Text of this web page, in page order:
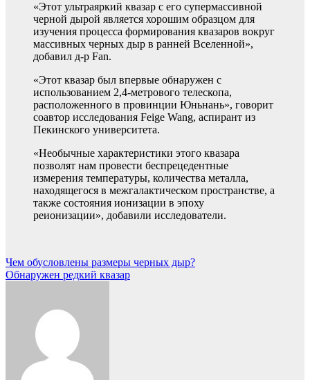
«Этот ультраяркий квазар с его супермассивной
черной дырой является хорошим образцом для
изучения процесса формирования квазаров вокруг
массивных черных дыр в ранней Вселенной»,
добавил д-р Fan.
«Этот квазар был впервые обнаружен с
использованием 2,4-метрового телескопа,
расположенного в провинции Юньнань», говорит
соавтор исследования Feige Wang, аспирант из
Пекинского университета.
«Необычные характеристики этого квазара
позволят нам провести беспрецедентные
измерения температуры, количества металла,
находящегося в межгалактическом пространстве, а
также состояния ионизации в эпоху
реионизации», добавили исследователи.
Навигация
по
Чем обусловлены размеры черных дыр?
Обнаружен редкий квазар